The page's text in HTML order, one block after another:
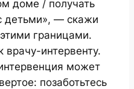
доме / получать
детьми», — скажи
границами.
врачу-интервенту.
может
позаботьтесь